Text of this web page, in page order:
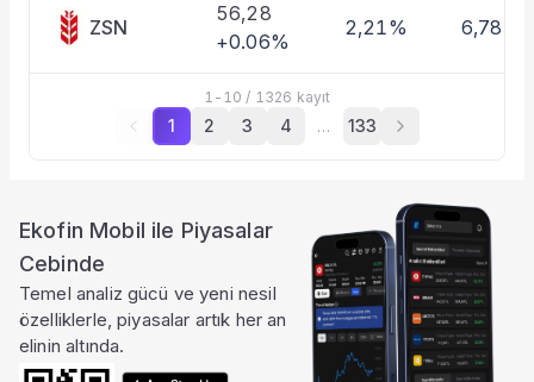
ZSN
56,28
+0.06%
2,21% 6,78%
1 - 10 / 1326 kayıt
1 2 3 4 … 133
Ekofin Mobil ile Piyasalar
Cebinde
Temel analiz gücü ve yeni nesil
özelliklerle, piyasalar artık her an
elinin altında.